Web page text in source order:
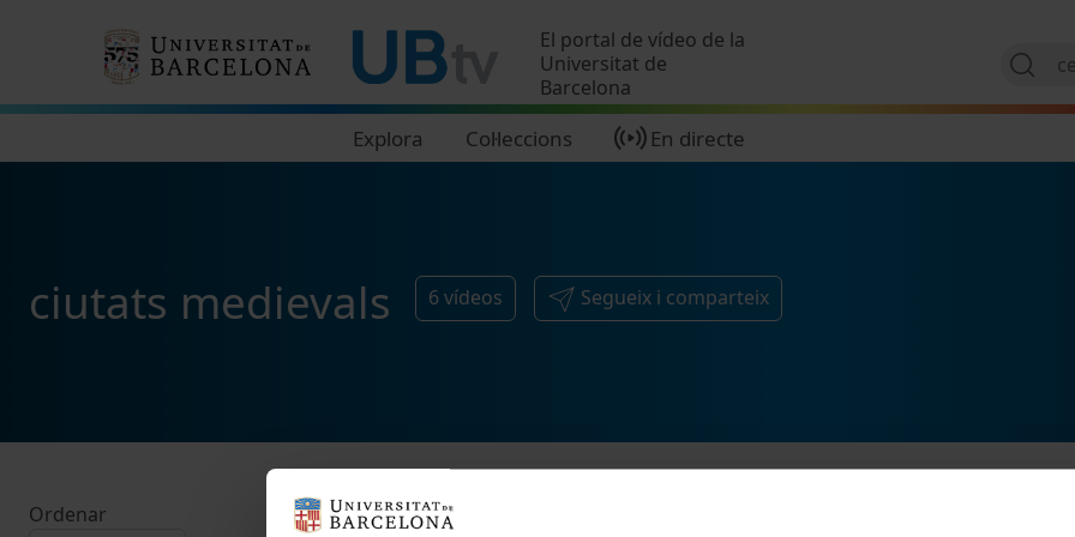
El portal de vídeo de la
Universitat de
Barcelona
Explora Col·leccions En directe
ciutats medievals 6 vídeos Segueix i comparteix
Ordenar